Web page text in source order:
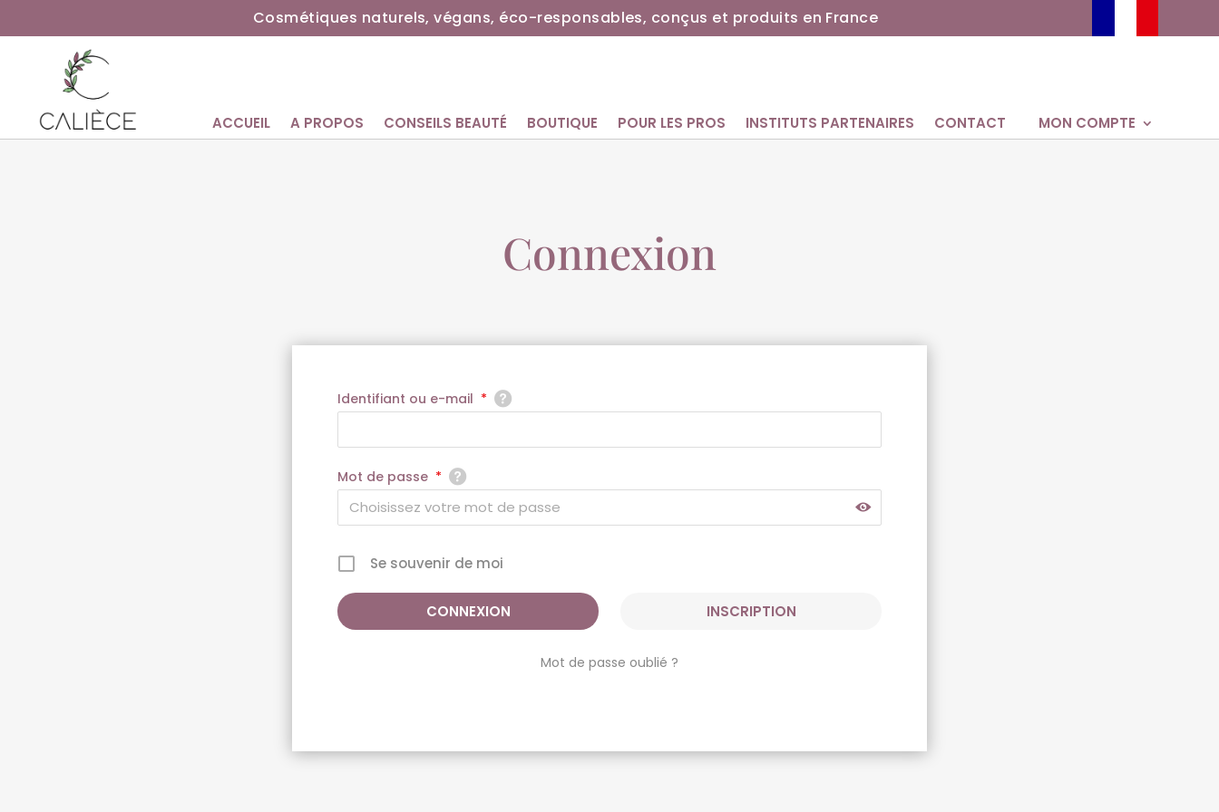
Cosmétiques naturels, végans, éco-responsables, conçus et produits en France
ACCUEIL A PROPOS CONSEILS BEAUTÉ BOUTIQUE POUR LES PROS INSTITUTS PARTENAIRES CONTACT MON COMPTE
Connexion
Identifiant ou e-mail *
Mot de passe *
Se souvenir de moi
INSCRIPTION
Mot de passe oublié ?